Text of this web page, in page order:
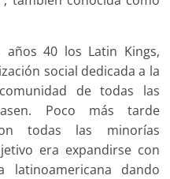
40 los Latin Kings,
social dedicada a la
de todas las
Poco más tarde
todas las minorías
era expandirse con
latinoamericana dando